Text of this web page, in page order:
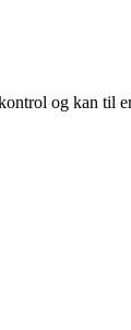
og kan til